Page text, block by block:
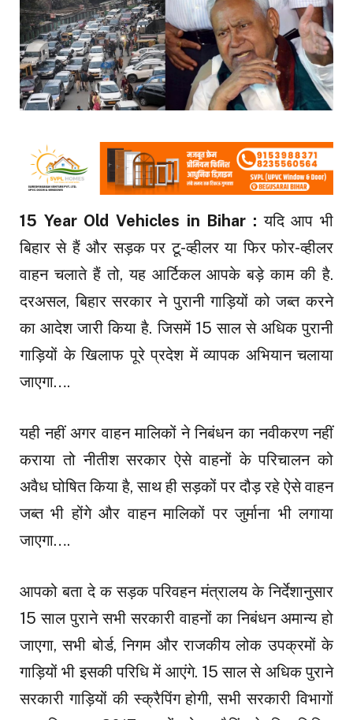
15 Year Old Vehicles in Bihar :यदि आप भी
बिहार से हैं और सड़क पर टू-व्हीलर या फिर फोर-व्हीलर
वाहन चलाते हैं तो, यह आर्टिकल आपके बड़े काम की है.
दरअसल, बिहार सरकार ने पुरानी गाड़ियों को जब्त करने
का आदेश जारी किया है. जिसमें 15 साल से अधिक पुरानी
गाड़ियों के खिलाफ पूरे प्रदेश में व्यापक अभियान चलाया
जाएगा….
यही नहीं अगर वाहन मालिकों ने निबंधन का नवीकरण नहीं
कराया तो नीतीश सरकार ऐसे वाहनों के परिचालन को
अवैध घोषित किया है, साथ ही सड़कों पर दौड़ रहे ऐसे वाहन
जब्त भी होंगे और वाहन मालिकों पर जुर्माना भी लगाया
जाएगा….
आपको बता दे क सड़क परिवहन मंत्रालय के निर्देशानुसार
15 साल पुराने सभी सरकारी वाहनों का निबंधन अमान्य हो
जाएगा, सभी बोर्ड, निगम और राजकीय लोक उपक्रमों के
गाड़ियों भी इसकी परिधि में आएंगे. 15 साल से अधिक पुराने
सरकारी गाड़ियों की स्क्रैपिंग होगी, सभी सरकारी विभागों